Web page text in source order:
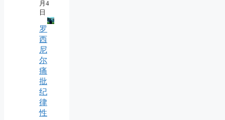
月4
日
罗
西
尼
尔
痛
批
纪
律
性